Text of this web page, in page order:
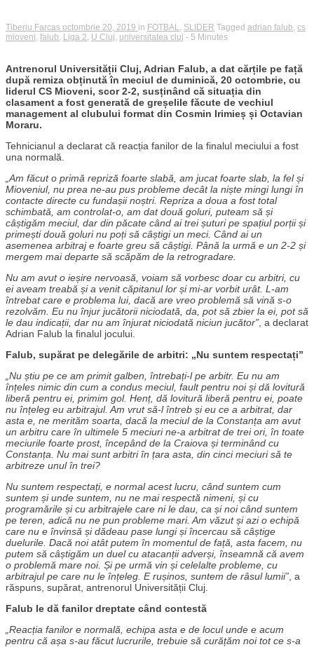
Tiberiu Farcas octombrie 20, 2019 in FOTBAL SLIDER Tagged adrian falub cs
mioveni falub Liga 2 U Cluj universitatea cluj - 5 Minutes
Antrenorul Universității Cluj, Adrian Falub, a dat cărțile pe față
după remiza obținută în meciul de duminică, 20 octombrie, cu
liderul CS Mioveni, scor 2-2, susținând că situația din
clasament a fost generată de greșelile făcute de vechiul
management al clubului format din Cosmin Irimieș și Octavian
Moraru.
Tehnicianul a declarat că reacția fanilor de la finalul meciului a fost
una normală.
„Am făcut o primă repriză foarte slabă, am jucat foarte slab, la fel și
Mioveniul, nu prea ne-au pus probleme decât la niște mingi lungi în
contacte directe cu fundașii noștri. Repriza a doua a fost total
schimbată, am controlat-o, am dat două goluri, puteam să și
câștigăm meciul, dar din păcate când ai trei șuturi pe spațiul porții și
primești două goluri nu poți să câștigi un meci. Când ai un
asemenea arbitraj e foarte greu să câștigi. Până la urmă e un 2-2 și
mergem mai departe să scăpăm de la retrogradare.
Nu am avut o ieșire nervoasă, voiam să vorbesc doar cu arbitri, cu
ei aveam treabă și a venit căpitanul lor și mi-ar vorbit urât. L-am
întrebat care e problema lui, dacă are vreo problemă să vină s-o
rezolvăm. Eu nu înjur jucătorii niciodată, da, pot să zbier la ei, pot să
le dau indicații, dar nu am înjurat niciodată niciun jucător” , a declarat
Adrian Falub la finalul jocului.
Falub, supărat pe delegările de arbitri: „Nu suntem respectați”
„Nu știu pe ce am primit galben, întrebați-l pe arbitr. Eu nu am
înțeles nimic din cum a condus meciul, fault pentru noi și dă lovitură
liberă pentru ei, primim gol. Henț, dă lovitură liberă pentru ei, poate
nu înțeleg eu arbitrajul. Am vrut să-l întreb și eu ce a arbitrat, dar
asta e, ne merităm soarta, dacă la meciul de la Constanța am avut
un arbitru care în ultimele 5 meciuri ne-a arbitrat de trei ori, în toate
meciurile foarte prost, începând de la Craiova și terminând cu
Constanța. Nu mai sunt arbitri în țara asta, din cinci meciuri să te
arbitreze unul în trei?
Nu suntem respectați, e normal acest lucru, când suntem cum
suntem și unde suntem, nu ne mai respectă nimeni, și cu
programările și cu arbitrajele care ni le dau, ca și noi când suntem
pe teren, adică nu ne pun probleme mari. Am văzut și azi o echipă
care nu e învinsă și dădeau pase lungi și încercau să câștige
duelurile. Dacă noi atât putem în momentul de față, asta facem, nu
putem să câștigăm un duel cu atacanții adverși, înseamnă că avem
o problemă mare noi. Și pe urmă vin și celelalte probleme, cu
arbitrajul pe care nu le înțeleg. E rușinos, suntem de râsul lumii” , a
răspuns, supărat, antrenorul Universității Cluj.
Falub le dă fanilor dreptate când contestă
„Reacția fanilor e normală, echipa asta e de locul unde e acum
pentru că așa s-au făcut lucrurile, trebuie să curățăm noi tot ce s-a